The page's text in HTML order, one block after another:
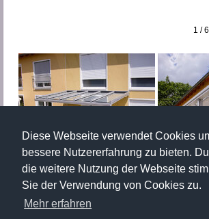
Diese Webseite verwendet Cookies
bessere Nutzererfahrung zu bieten.
die weitere Nutzung der Webseite
Sie der Verwendung von Cookies zu.
Mehr erfahren
1 /6
Kategorie:Markisen und Beschattung